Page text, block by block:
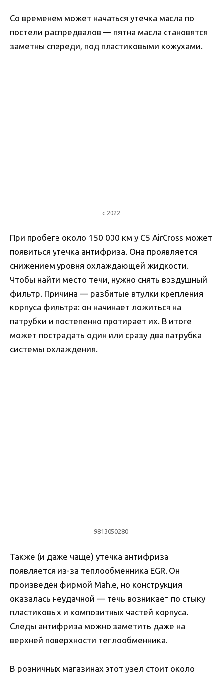
Со временем может начаться утечка масла по
постели распредвалов — пятна масла становятся
заметны спереди, под пластиковыми кожухами.
с 2022
При пробеге около 150 000 км у C5 AirCross может
появиться утечка антифриза. Она проявляется
снижением уровня охлаждающей жидкости.
Чтобы найти место течи, нужно снять воздушный
фильтр. Причина — разбитые втулки крепления
корпуса фильтра: он начинает ложиться на
патрубки и постепенно протирает их. В итоге
может пострадать один или сразу два патрубка
системы охлаждения.
9813050280
Также (и даже чаще) утечка антифриза
появляется из-за теплообменника EGR. Он
произведён фирмой Mahle, но конструкция
оказалась неудачной — течь возникает по стыку
пластиковых и композитных частей корпуса.
Следы антифриза можно заметить даже на
верхней поверхности теплообменника.
В розничных магазинах этот узел стоит около